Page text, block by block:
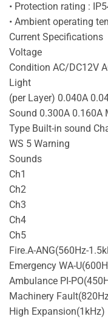
• Protection rating :
• Ambient operating
Current Specifications
Voltage
Condition AC/DC12V
Light
(per Layer) 0.040A
Sound 0.300A 0.160A
Type Built-in sound
WS 5 Warning
Sounds
Ch1
Ch2
Ch3
Ch4
Ch5
Fire.A-ANG(560Hz-
Emergency WA-
Ambulance PI-
Machinery
High Expansion(1kHz)